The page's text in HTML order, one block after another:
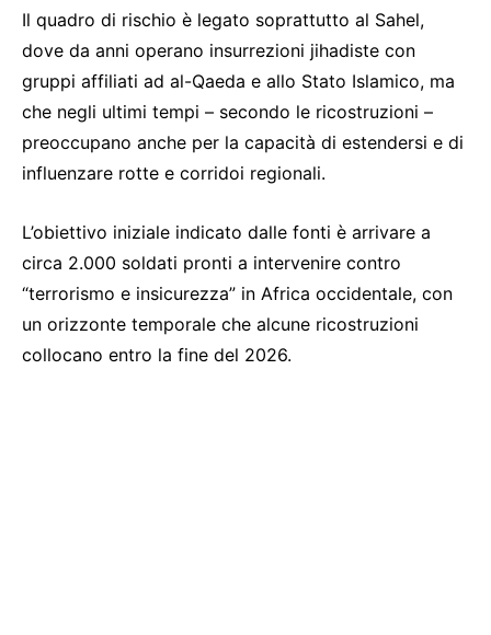
Il quadro di rischio è legato soprattutto al Sahel,
dove da anni operano insurrezioni jihadiste con
gruppi affiliati ad al-Qaeda e allo Stato Islamico, ma
che negli ultimi tempi – secondo le ricostruzioni –
preoccupano anche per la capacità di estendersi e di
influenzare rotte e corridoi regionali.
L’obiettivo iniziale indicato dalle fonti è arrivare a
circa 2.000 soldati pronti a intervenire contro
“terrorismo e insicurezza” in Africa occidentale, con
un orizzonte temporale che alcune ricostruzioni
collocano entro la fine del 2026.